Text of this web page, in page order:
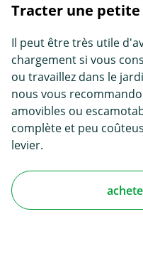
Tracter une
Il peut être très utile
chargement si vous
ou travaillez dans le
nous vous
amovibles ou
complète et peu
levier.